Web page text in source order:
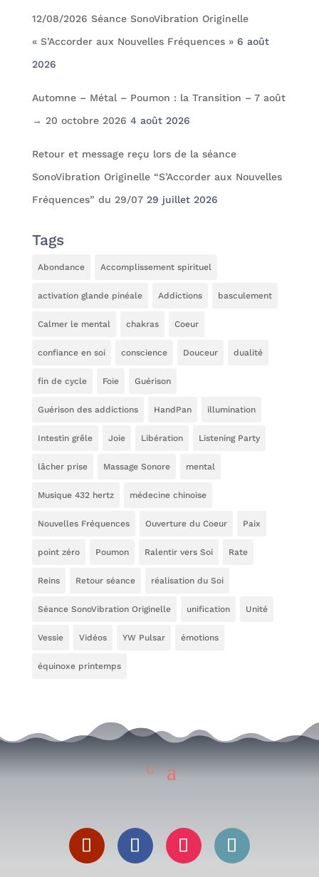
12/08/2026 Séance SonoVibration Originelle
« S’Accorder aux Nouvelles Fréquences » 6 août
2026
Automne – Métal – Poumon : la Transition – 7 août
→ 20 octobre 2026 4 août 2026
Retour et message reçu lors de la séance
SonoVibration Originelle “S’Accorder aux Nouvelles
Fréquences” du 29/07 29 juillet 2026
Tags
Abondance Accomplissement spirituel
activation glande pinéale Addictions basculement
Calmer le mental chakras Coeur
confiance en soi conscience Douceur dualité
fin de cycle Foie Guérison
Guérison des addictions HandPan illumination
Intestin grêle Joie Libération Listening Party
lâcher prise Massage Sonore mental
Musique 432 hertz médecine chinoise
Nouvelles Fréquences Ouverture du Coeur Paix
point zéro Poumon Ralentir vers Soi Rate
Reins Retour séance réalisation du Soi
Séance SonoVibration Originelle unification Unité
Vessie Vidéos YW Pulsar émotions
équinoxe printemps